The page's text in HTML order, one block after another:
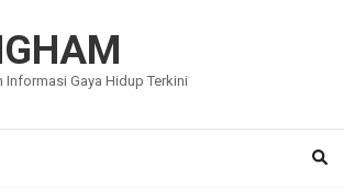
Informasi Gaya Hidup Terkini